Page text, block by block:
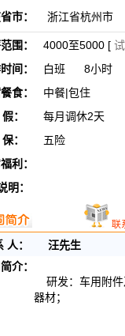
市：
浙江省杭州市
围： 4000至5000 [
间：
白班 8小时
食：
中餐|包住
：
每月调休2天
：
五险
利：
明：
联
人： 汪先生
介：
研发：车用附件
器材；